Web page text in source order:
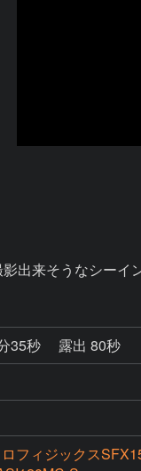
出来そうなシーイ
35秒
露出 80秒
フィジックス